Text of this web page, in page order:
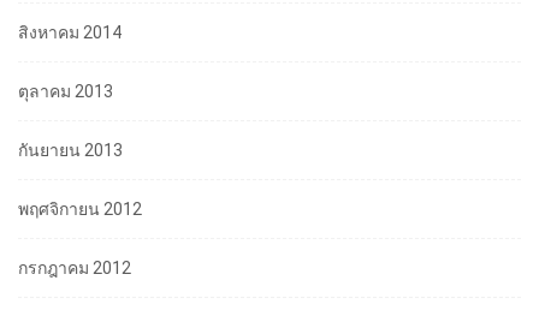
สิงหาคม 2014
ตุลาคม 2013
กันยายน 2013
พฤศจิกายน 2012
กรกฎาคม 2012